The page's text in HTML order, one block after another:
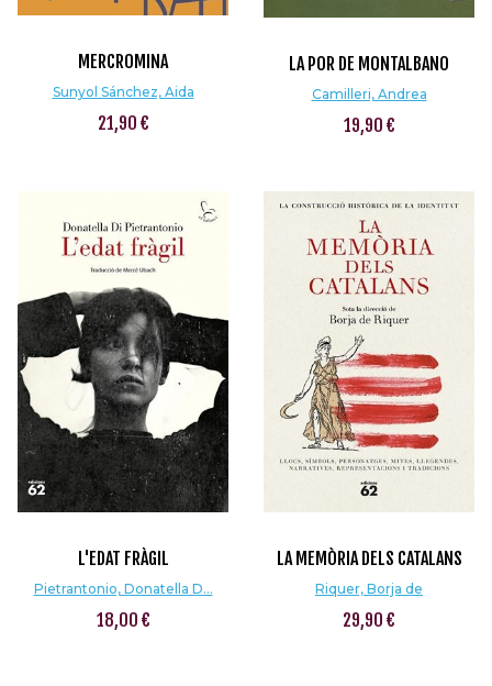
MERCROMINA
Sunyol Sánchez, Aida
21,90 €
LA POR DE MONTALBANO
Camilleri, Andrea
19,90 €
L'EDAT FRÀGIL
Pietrantonio, Donatella D...
18,00 €
LA MEMÒRIA DELS CATALANS
Riquer, Borja de
29,90 €